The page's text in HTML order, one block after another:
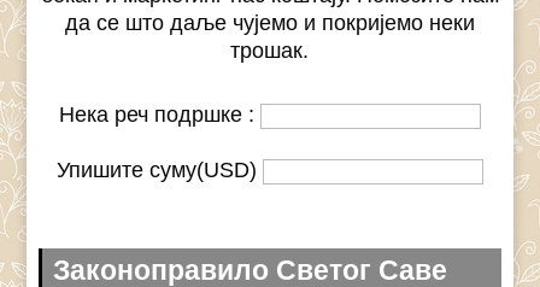
да се што даље чујемо и покријемо неки
трошак.
Нека реч подршке :
Упишите суму(USD)
Законоправило Светог Саве